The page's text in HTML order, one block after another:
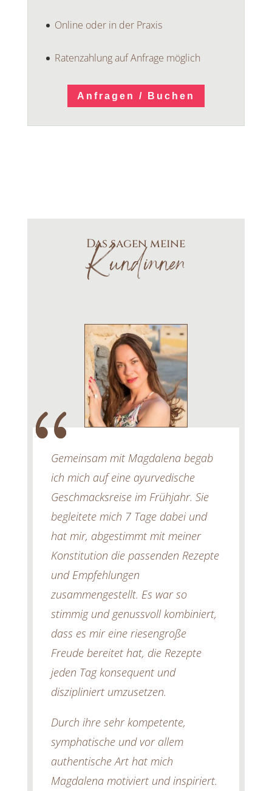
Online oder in der Praxis
Ratenzahlung auf Anfrage möglich
Anfragen / Buchen
Gemeinsam mit Magdalena begab
ich mich auf eine ayurvedische
Geschmacksreise im Frühjahr. Sie
begleitete mich 7 Tage dabei und
hat mir, abgestimmt mit meiner
Konstitution die passenden Rezepte
und Empfehlungen
zusammengestellt. Es war so
stimmig und genussvoll kombiniert,
dass es mir eine riesengroße
Freude bereitet hat, die Rezepte
jeden Tag konsequent und
diszipliniert umzusetzen.
Durch ihre sehr kompetente,
symphatische und vor allem
authentische Art hat mich
Magdalena motiviert und inspiriert.
Das sagen meine
Kundinnen